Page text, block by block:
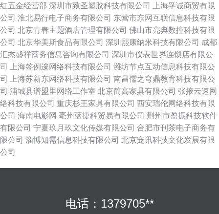
红五金经营部 深圳市致圣塑胶科技有限公司
上海孚诚商贸有限
公司 淮北易行电子商务有限公司 东营市东网互联信息科技有限
公司 北京青春主题酒店管理有限公司 佛山市亮典数控科技有限
公司 北京华美斯食品有限公司 深圳熙康纳米科技有限公司 成都
汇杰盛祥商务信息咨询有限公司 深圳市仪表世界连锁店有限公
司
上海签例逡网络科技有限公司 潍坊节点互动信息科技有限公
司
上海苏新东网络科技有限公司 南昌儒之穹鼎教育科技有限公
司 浦城县谱盟里网络工作室 北京简高家具有限公司 张掖云速网
络科技有限公司 重庆杉王家具有限公司 西安瑞伦网络科技有限
公司 海南电影网 亳州蓝捷科贸易有限公司 荆州市盈振科技软件
有限公司 宁夏玖月玖文化传媒有限公司 合肥市刊茶电子商务有
限公司 淄博知需信息科技有限公司 北京宠讯科技文化发展有限
公司
电话：1379705**